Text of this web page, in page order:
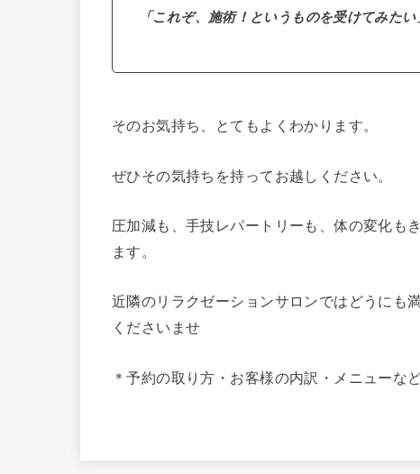
「これぞ、施術！というものを受けてみたい
そのお気持ち、とてもよくわかります。
ぜひその気持ちを持ってお越しください。
圧加減も、手技レパートリーも、体の変化も
ます。
近隣のリラクゼーションサロンではどうにも
くださいませ
＊予約の取り方・お客様の内訳・メニューな